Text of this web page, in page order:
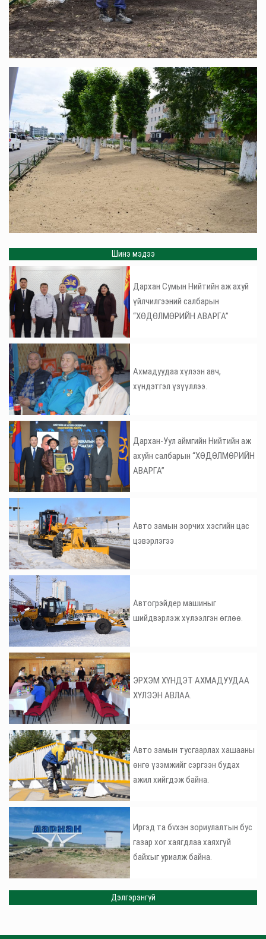
Шинэ мэдээ
Дархан Сумын Нийтийн аж ахуй
үйлчилгээний салбарын
“ХӨДӨЛМӨРИЙН АВАРГА”
Ахмадуудаа хүлээн авч,
хүндэтгэл үзүүллээ.
Дархан-Уул аймгийн Нийтийн аж
ахуйн салбарын “ХӨДӨЛМӨРИЙН
АВАРГА”
Авто замын зорчих хэсгийн цас
цэвэрлэгээ
Автогрэйдер машиныг
шийдвэрлэж хүлээлгэн өглөө.
ЭРХЭМ ХҮНДЭТ АХМАДУУДАА
ХҮЛЭЭН АВЛАА.
Авто замын тусгаарлах хашааны
өнгө үзэмжийг сэргээн будах
ажил хийгдэж байна.
Иргэд та бvхэн зориулалтын бус
газар хог хаягдлаа хаяхгүй
байхыг уриалж байна.
Дэлгэрэнгүй